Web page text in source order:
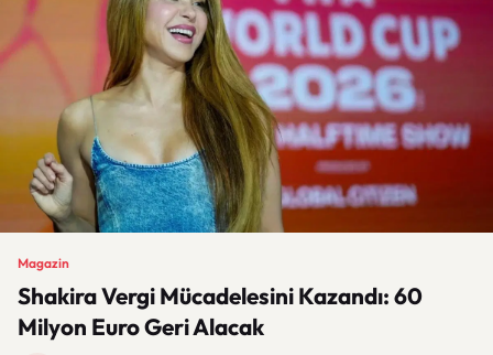
Magazin
Shakira Vergi Mücadelesini Kazandı: 60
Milyon Euro Geri Alacak